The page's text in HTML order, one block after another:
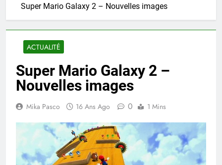
Super Mario Galaxy 2 – Nouvelles images
ACTUALITÉ
Super Mario Galaxy 2 –
Nouvelles images
Mika Pasco 16 Ans Ago 0 1 Mins